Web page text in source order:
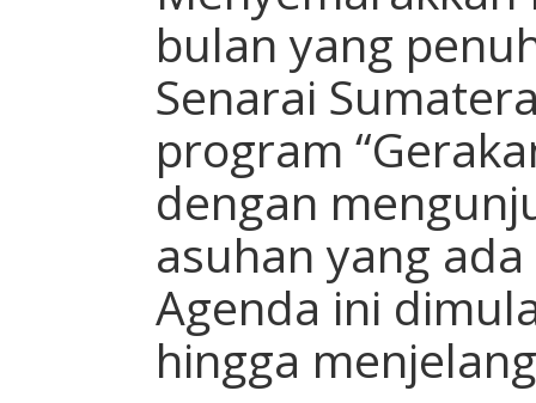
bulan yang
Senarai
program
dengan
asuhan yang
Agenda ini
hingga